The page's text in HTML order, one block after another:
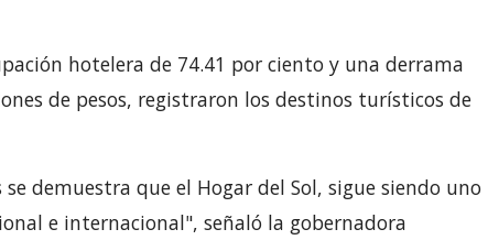
hotelera de 74.41 por ciento y una derrama
de pesos, registraron los destinos turísticos de
demuestra que el Hogar del Sol, sigue siendo uno
e internacional", señaló la gobernadora